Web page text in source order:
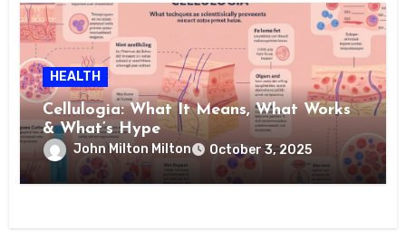
HEALTH
Cellulogia: What It Means, What Works
& What’s Hype
John Milton Milton October 3, 2025